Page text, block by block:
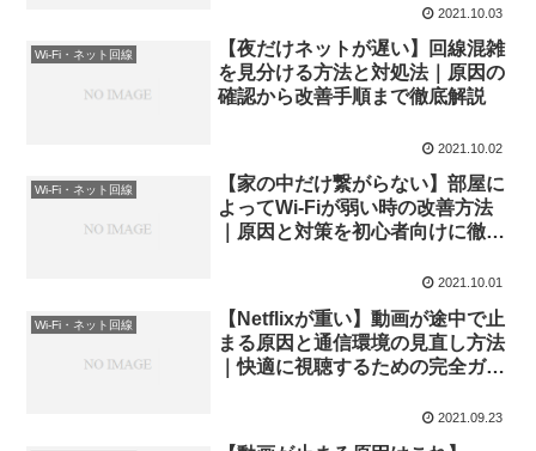
2021.10.03
Wi-Fi・ネット回線
【夜だけネットが遅い】回線混雑
を見分ける方法と対処法｜原因の
確認から改善手順まで徹底解説
2021.10.02
Wi-Fi・ネット回線
【家の中だけ繋がらない】部屋に
よってWi-Fiが弱い時の改善方法
｜原因と対策を初心者向けに徹底
2021.10.01
Wi-Fi・ネット回線
【Netflixが重い】動画が途中で止
まる原因と通信環境の見直し方法
｜快適に視聴するための完全ガイ
2021.09.23